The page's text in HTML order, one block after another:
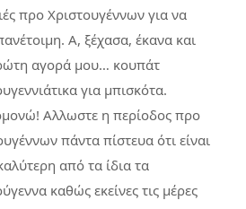
προ Χριστουγέννων για να
Α, ξέχασα, έκανα και
αγορά μου… κουπάτ
για μπισκότα.
Αλλωστε η περίοδος προ
πάντα πίστευα ότι είναι
από τα ίδια τα
καθώς εκείνες τις μέρες